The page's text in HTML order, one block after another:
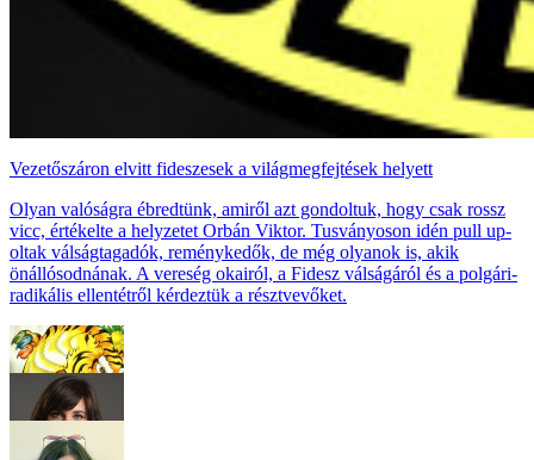
Vezetőszáron elvitt fideszesek a világmegfejtések helyett
Olyan valóságra ébredtünk, amiről azt gondoltuk, hogy csak rossz
vicc, értékelte a helyzetet Orbán Viktor. Tusványoson idén pull up-
oltak válságtagadók, reménykedők, de még olyanok is, akik
önállósodnának. A vereség okairól, a Fidesz válságáról és a polgári-
radikális ellentétről kérdeztük a résztvevőket.